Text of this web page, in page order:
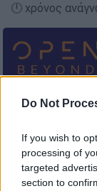
Do Not
If you wish to
processing of
targeted
section to
🕛 χρόνος